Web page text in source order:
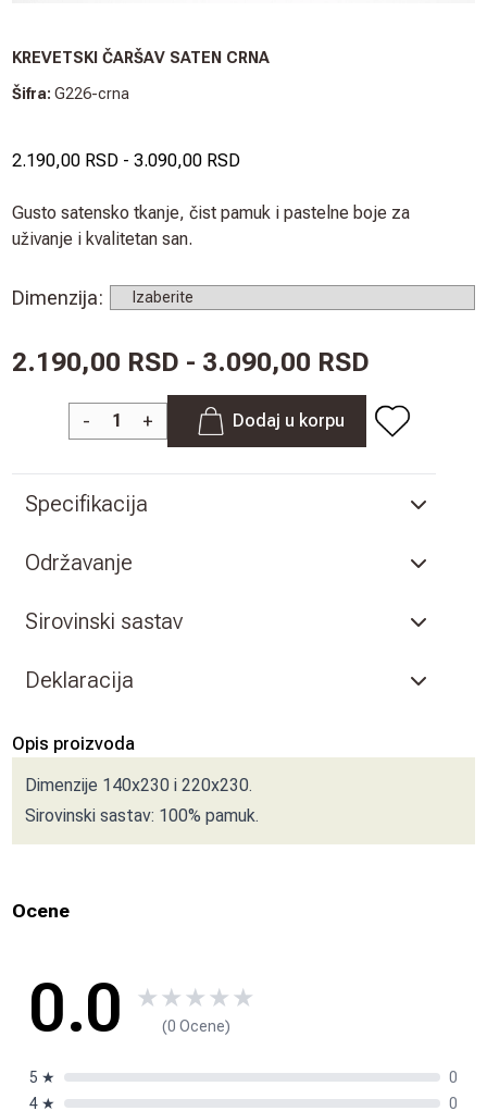
KREVETSKI ČARŠAV SATEN CRNA
Šifra: G226-crna
2.190,00 RSD - 3.090,00 RSD
Gusto satensko tkanje, čist pamuk i pastelne boje za
uživanje i kvalitetan san.
Dimenzija:
2.190,00 RSD - 3.090,00 RSD
- + Dodaj u korpu
Specifikacija
Održavanje
Sirovinski sastav
Deklaracija
Opis proizvoda
Dimenzije 140x230 i 220x230.
Sirovinski sastav: 100% pamuk.
Ocene
0.0 ★★★★★
(0 Ocene)
5 ★
0
4 ★ 0